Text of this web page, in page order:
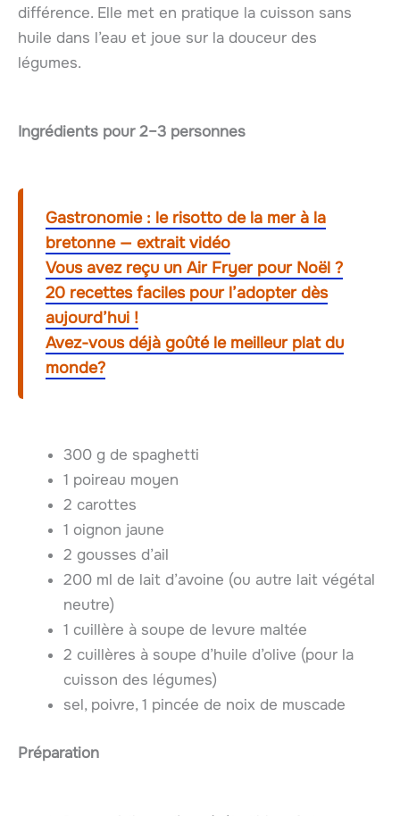
différence. Elle met en pratique la cuisson sans
huile dans l’eau et joue sur la douceur des
légumes.
Ingrédients pour 2–3 personnes
Gastronomie : le risotto de la mer à la
bretonne — extrait vidéo
Vous avez reçu un Air Fryer pour Noël ?
20 recettes faciles pour l’adopter dès
aujourd’hui !
Avez-vous déjà goûté le meilleur plat du
monde?
300 g de spaghetti
1 poireau moyen
2 carottes
1 oignon jaune
2 gousses d’ail
200 ml de lait d’avoine (ou autre lait végétal
neutre)
1 cuillère à soupe de levure maltée
2 cuillères à soupe d’huile d’olive (pour la
cuisson des légumes)
sel, poivre, 1 pincée de noix de muscade
Préparation